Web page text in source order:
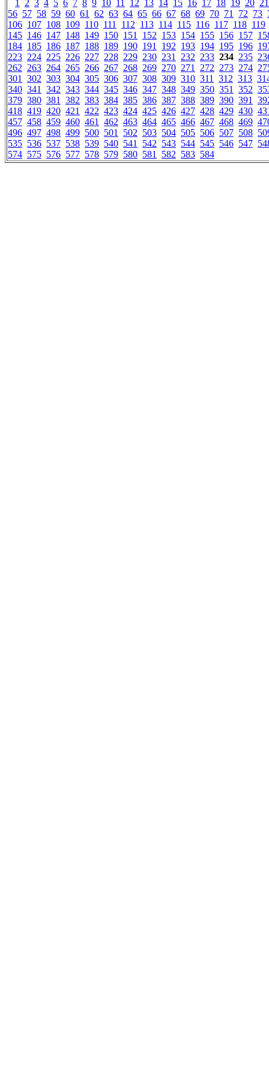
1 2 3 4 5 6 7 8 9 10 11 12 13 14 15 16 17 18 19 20 21
56 57 58 59 60 61 62 63 64 65 66 67 68 69 70 71 72 73
106 107 108 109 110 111 112 113 114 115 116 117 118 119
145 146 147 148 149 150 151 152 153 154 155 156 157
184 185 186 187 188 189 190 191 192 193 194 195 196
223 224 225 226 227 228 229 230 231 232 233 234 235
262 263 264 265 266 267 268 269 270 271 272 273 274
301 302 303 304 305 306 307 308 309 310 311 312 313
340 341 342 343 344 345 346 347 348 349 350 351 352
379 380 381 382 383 384 385 386 387 388 389 390 391
418 419 420 421 422 423 424 425 426 427 428 429 430
457 458 459 460 461 462 463 464 465 466 467 468 469
496 497 498 499 500 501 502 503 504 505 506 507 508
535 536 537 538 539 540 541 542 543 544 545 546 547
574 575 576 577 578 579 580 581 582 583 584